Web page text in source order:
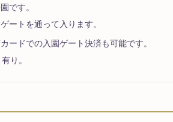
です。
ートを通って入ります。
ードでの入園ゲート決済も可能です。
り。